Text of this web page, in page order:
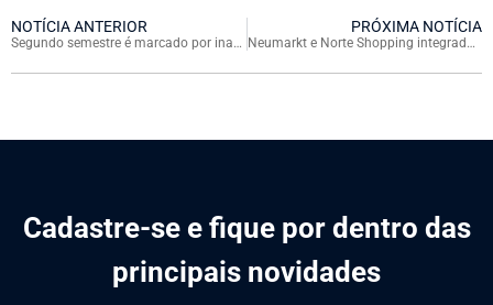
NOTÍCIA ANTERIOR
Segundo semestre é marcado por inaugurações nos Shoppings Almeida Junior
PRÓXIMA NOTÍCIA
Neumarkt e Norte Shopping integrados à maior festa alemã nas Américas
Cadastre-se e fique por dentro das
principais novidades